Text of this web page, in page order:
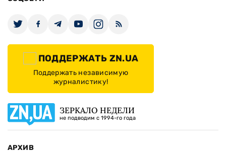
ПОДДЕРЖАТЬ ZN.UA
Поддержать независимую
журналистику!
ЗЕРКАЛО НЕДЕЛИ
не подводим с 1994-го года
АРХИВ